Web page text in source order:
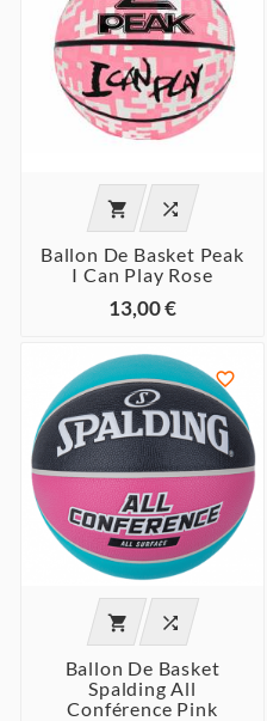
 
Ballon De Basket Peak
I Can Play Rose
13,00 €

 
Ballon De Basket
Spalding All
Conférence Pink